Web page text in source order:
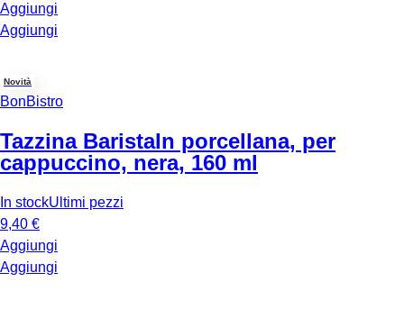
Aggiungi
Aggiungi
Novità
BonBistro
Tazzina BaristaIn porcellana, per
cappuccino, nera, 160 ml
In stockUltimi pezzi
9,40 €
Aggiungi
Aggiungi